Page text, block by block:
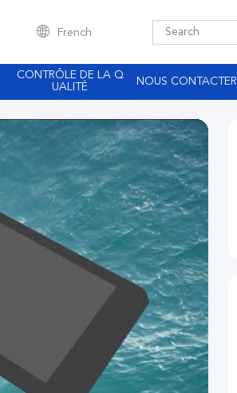
French
CONTRÔLE DE LA Q
UALITÉ
NOUS CONTACTER